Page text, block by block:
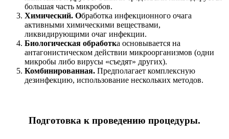
большая часть микробов.
Химический. Обработка инфекционного очага
активными химическими веществами,
ликвидирующими очаг инфекции.
Биологическая обработка основывается на
антагонистическом действии микроорганизмов (одни
микробы либо вирусы «съедят» других).
Комбинированная. Предполагает комплексную
дезинфекцию, использование нескольких методов.
Подготовка к проведению процедуры.